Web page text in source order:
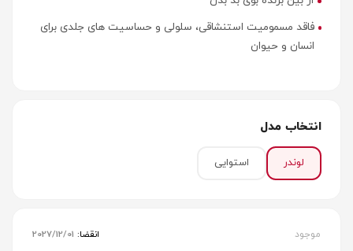
فاقد مسمومیت استنشاقی، سلولی و حساسیت های جلدی برای
انسان و حیوان
انتخاب مدل
لوندر استوایی
موجود انقضا: 2027/12/01